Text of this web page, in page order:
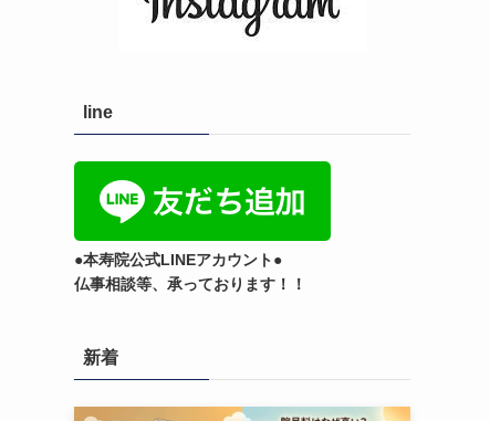
line
●本寿院公式LINEアカウント●
仏事相談等、承っております！！
新着